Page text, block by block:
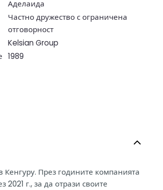
Аделаида
Частно дружество с ограничена
отговорност
Kelsian Group
1989
Кенгуру. През годините компанията
г., за да отрази своите